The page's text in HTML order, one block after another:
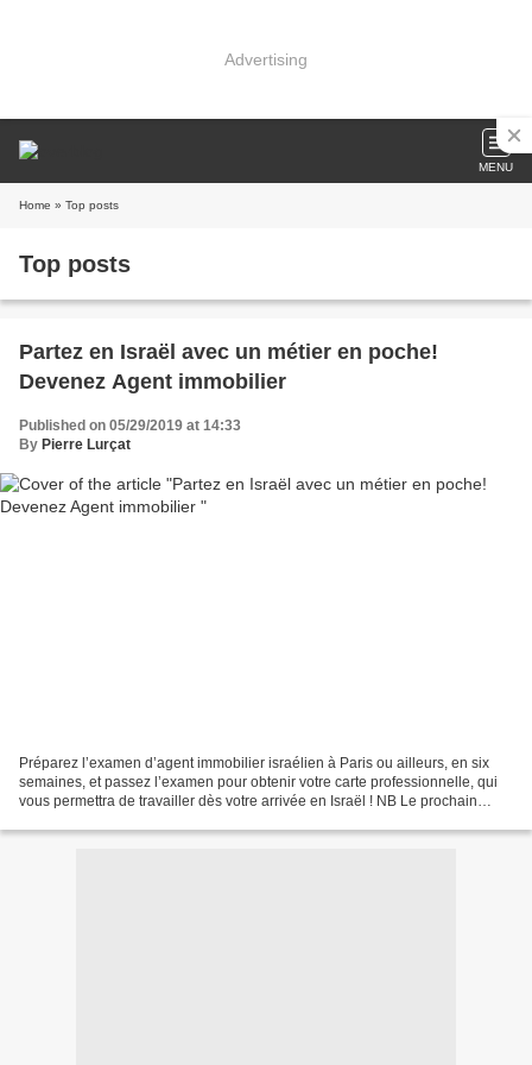
Advertising
MENU
Home » Top posts
Top posts
Partez en Israël avec un métier en poche!
Devenez Agent immobilier
Published on 05/29/2019 at 14:33
By Pierre Lurçat
Préparez l’examen d’agent immobilier israélien à Paris ou ailleurs, en six
semaines, et passez l’examen pour obtenir votre carte professionnelle, qui
vous permettra de travailler dès votre arrivée en Israël ! NB Le prochain